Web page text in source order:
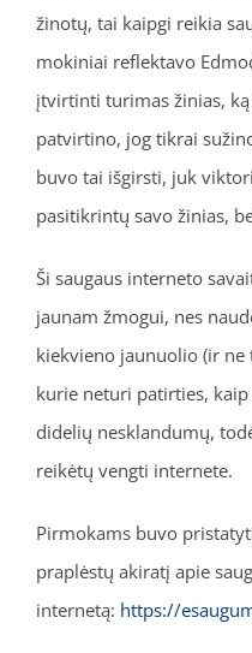
žinotų, tai kaipgi reikia
mokiniai reflektavo
įtvirtinti turimas žinias,
patvirtino, jog tikrai
buvo tai išgirsti, juk
pasitikrintų savo žinias,
Ši saugaus interneto
jaunam žmogui, nes
kiekvieno jaunuolio (ir
kurie neturi patirties,
didelių nesklandumų,
reikėtų vengti internete.
Pirmokams buvo
praplėstų akiratį apie
internetą: https://